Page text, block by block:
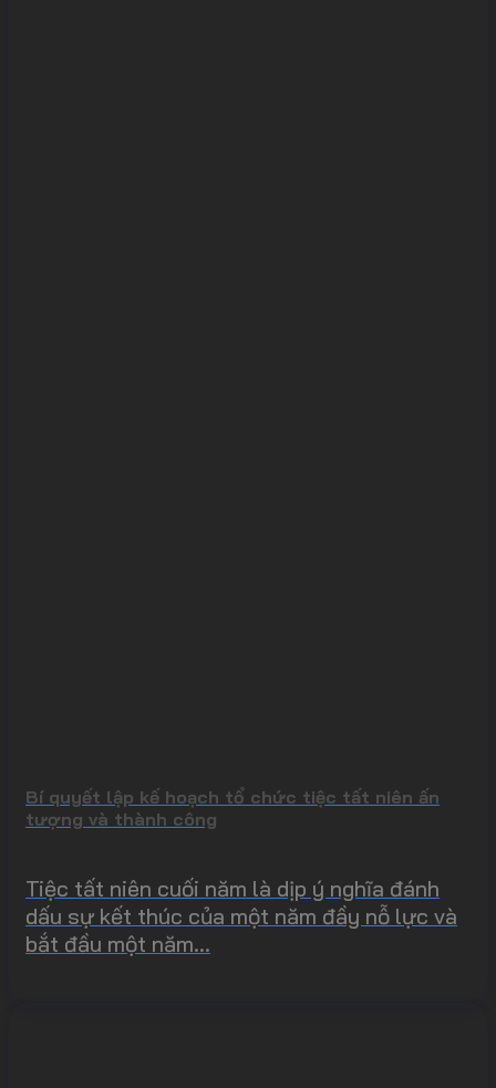
Bí quyết lập kế hoạch tổ chức tiệc tất niên ấn
tượng và thành công
Tiệc tất niên cuối năm là dịp ý nghĩa đánh
dấu sự kết thúc của một năm đầy nỗ lực và
bắt đầu một năm...